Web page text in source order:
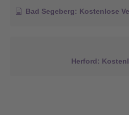
Bad Segeberg: Kostenlose
Herford: